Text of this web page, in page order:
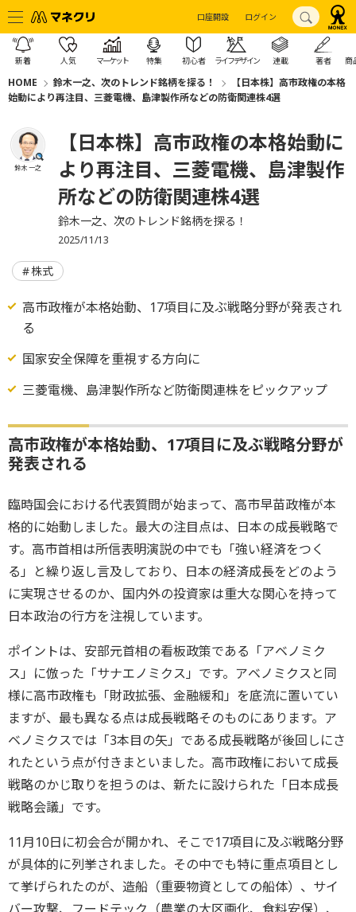
口座開設 ログイン
新着 人気 マーケット 特集 初心者 ライフデザイン 連載 著者 商
HOME 鈴木一之、次のトレンド銘柄を探る！
【日本株】高市政権の本格
始動により再注目、三菱電機、島津製作所などの防衛関連株4選
鈴木 一之
【日本株】高市政権の本格始動に
より再注目、三菱電機、島津製作
所などの防衛関連株4選
鈴木一之、次のトレンド銘柄を探る！
2025/11/13
株式
高市政権が本格始動、17項目に及ぶ戦略分野が発表され
る
国家安全保障を重視する方向に
三菱電機、島津製作所など防衛関連株をピックアップ
高市政権が本格始動、17項目に及ぶ戦略分野が
発表される
臨時国会における代表質問が始まって、高市早苗政権が本
格的に始動しました。最大の注目点は、日本の成長戦略で
す。高市首相は所信表明演説の中でも「強い経済をつく
る」と繰り返し言及しており、日本の経済成長をどのよう
に実現させるのか、国内外の投資家は重大な関心を持って
日本政治の行方を注視しています。
ポイントは、安部元首相の看板政策である「アベノミク
ス」に倣った「サナエノミクス」です。アベノミクスと同
様に高市政権も「財政拡張、金融緩和」を底流に置いてい
ますが、最も異なる点は成長戦略そのものにあります。ア
ベノミクスでは「3本目の矢」である成長戦略が後回しにさ
れたという点が付きまといました。高市政権において成長
戦略のかじ取りを担うのは、新たに設けられた「日本成長
戦略会議」です。
11月10日に初会合が開かれ、そこで17項目に及ぶ戦略分野
が具体的に列挙されました。その中でも特に重点項目とし
て挙げられたのが、造船（重要物資としての船体）、サイ
バー攻撃、フードテック（農業の大区画化、食料安保）、